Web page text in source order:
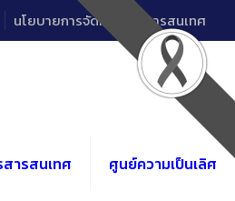
นโยบายการจัดการด้านสารสนเทศ
ารสนเทศ ศูนย์ความเป็นเลิศ